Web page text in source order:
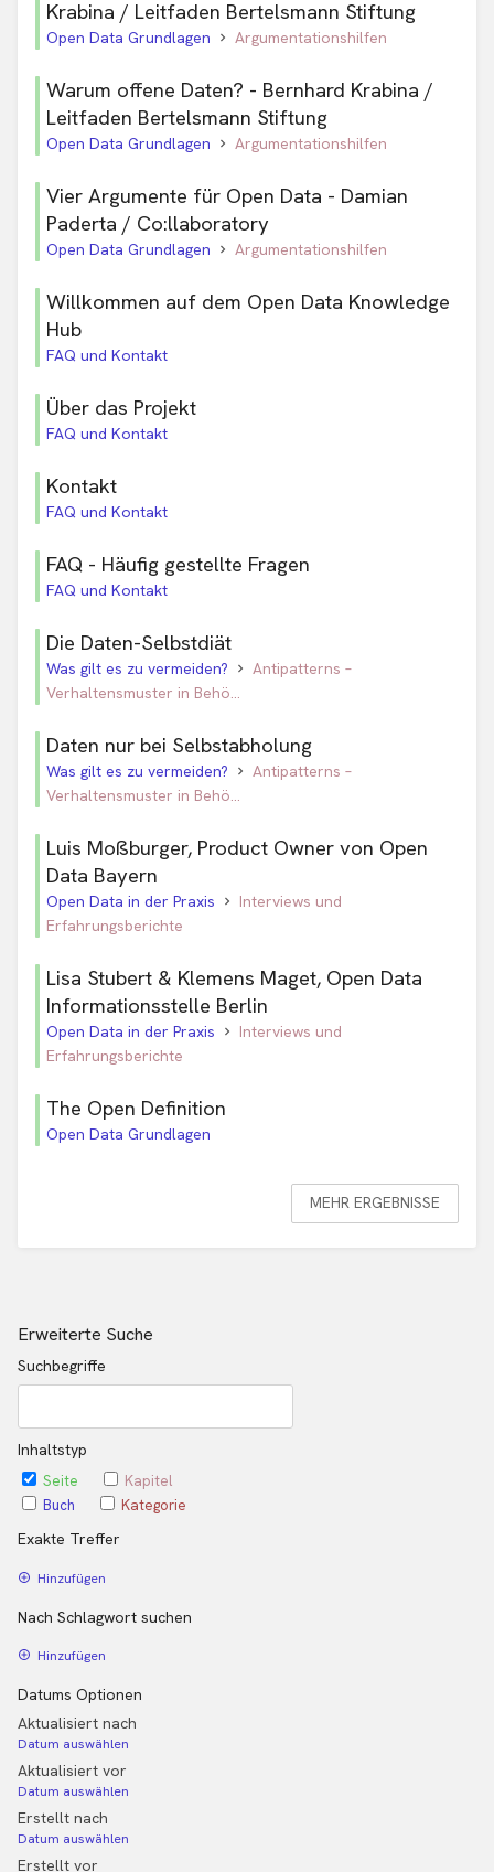
Erweiterte Suche
Suchbegriffe
Inhaltstyp
Seite
Kapitel
Buch
Kategorie
Exakte Treffer
Hinzufügen
Nach Schlagwort suchen
Hinzufügen
Datums Optionen
Aktualisiert nach
Datum auswählen
Aktualisiert vor
Datum auswählen
Erstellt nach
Datum auswählen
Erstellt vor
Krabina / Leitfaden Bertelsmann Stiftung
Open Data Grundlagen Argumentationshilfen
Warum offene Daten? - Bernhard Krabina /
Leitfaden Bertelsmann Stiftung
Open Data Grundlagen Argumentationshilfen
Vier Argumente für Open Data - Damian
Paderta / Co:llaboratory
Open Data Grundlagen Argumentationshilfen
Willkommen auf dem Open Data Knowledge
Hub
FAQ und Kontakt
Über das Projekt
FAQ und Kontakt
Kontakt
FAQ und Kontakt
FAQ - Häufig gestellte Fragen
FAQ und Kontakt
Die Daten-Selbstdiät
Was gilt es zu vermeiden?
Antipatterns –
Verhaltensmuster in Behö...
Daten nur bei Selbstabholung
Was gilt es zu vermeiden?
Antipatterns –
Verhaltensmuster in Behö...
Luis Moßburger, Product Owner von Open
Data Bayern
Open Data in der Praxis
Interviews und
Erfahrungsberichte
Lisa Stubert & Klemens Maget, Open Data
Informationsstelle Berlin
Open Data in der Praxis
Interviews und
Erfahrungsberichte
The Open Definition
Open Data Grundlagen
MEHR ERGEBNISSE